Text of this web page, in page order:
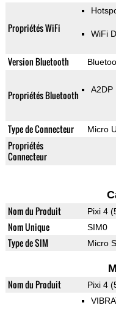
Propriétés WiFi WiFi
Version Bluetooth
Propriétés Bluetooth A2DP
Type de Connecteur Micro
Propriétés
Connecteur
Nom du Produit Pixi 4
Nom Unique SIM0
Type de SIM Micro
Nom du Produit Pixi 4